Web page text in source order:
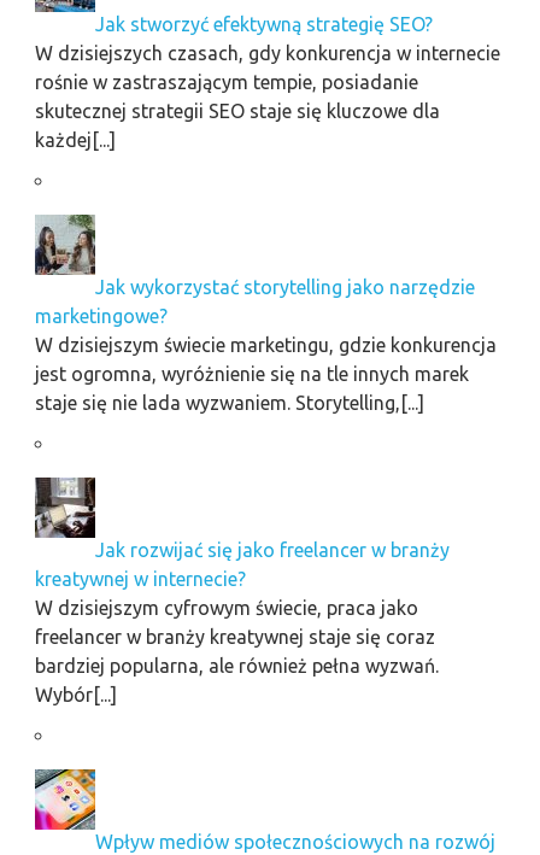
Jak stworzyć efektywną strategię SEO?
W dzisiejszych czasach, gdy konkurencja w internecie
rośnie w zastraszającym tempie, posiadanie
skutecznej strategii SEO staje się kluczowe dla
każdej[...]
Jak wykorzystać storytelling jako narzędzie
marketingowe?
W dzisiejszym świecie marketingu, gdzie konkurencja
jest ogromna, wyróżnienie się na tle innych marek
staje się nie lada wyzwaniem. Storytelling,[...]
Jak rozwijać się jako freelancer w branży
kreatywnej w internecie?
W dzisiejszym cyfrowym świecie, praca jako
freelancer w branży kreatywnej staje się coraz
bardziej popularna, ale również pełna wyzwań.
Wybór[...]
Wpływ mediów społecznościowych na rozwój